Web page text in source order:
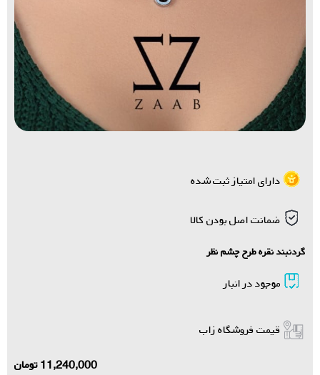
دارای امتیاز ثبت شده
ضمانت اصل بودن کالا
گردنبند نقره طرح چشم نظر
موجود در انبار
قیمت فروشگاه زاب
11,240,000تومان